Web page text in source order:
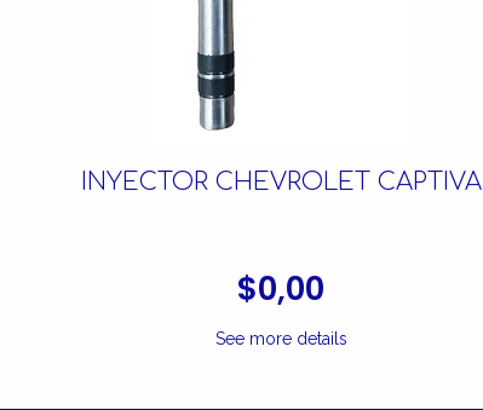
INYECTOR CHEVROLET CAPTIVA
$0,00
See more details